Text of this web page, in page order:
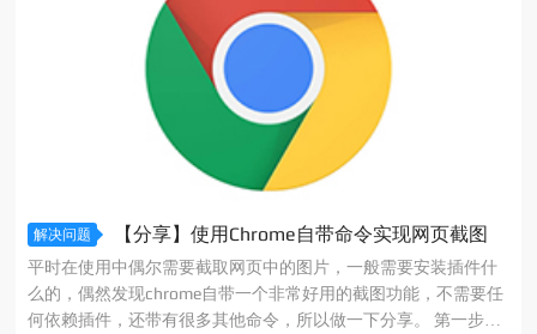
解决问题 【分享】使用Chrome自带命令实现网页截图
平时在使用中偶尔需要截取网页中的图片，一般需要安装插件什
么的，偶然发现chrome自带一个非常好用的截图功能，不需要任
何依赖插件，还带有很多其他命令，所以做一下分享。 第一步打